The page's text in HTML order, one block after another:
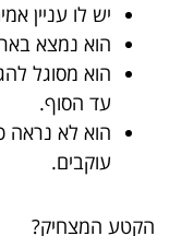
יש לו עניין
הוא נמצא
הוא מסוגל
עד הסוף.
עוקבים.
הקטע המצחיק?